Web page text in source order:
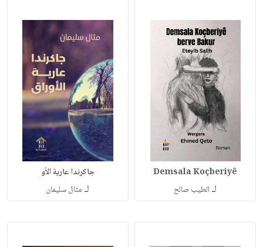
Demsala Koçberiyê
لـ الطيب صالح
جاكرندا عارية الأو
لـ مثال سليمان